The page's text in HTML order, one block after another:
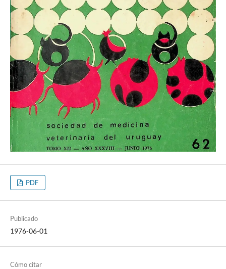
PDF
Publicado
1976-06-01
Cómo citar